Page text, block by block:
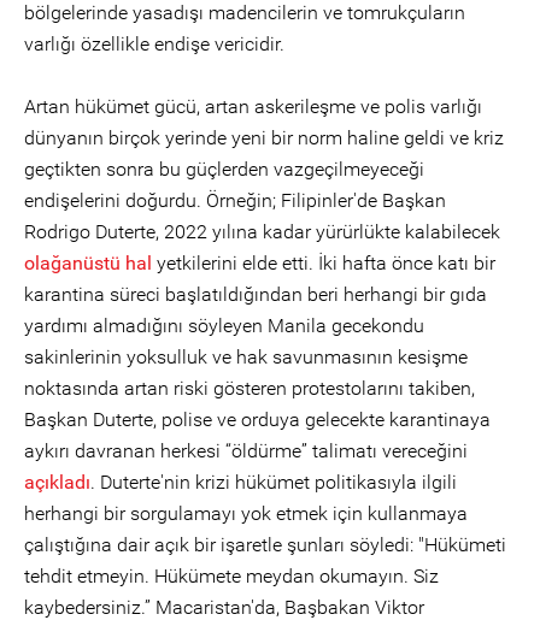
bölgelerinde yasadışı madencilerin ve tomrukçuların
varlığı özellikle endişe vericidir.
Artan hükümet gücü, artan askerileşme ve polis varlığı
dünyanın birçok yerinde yeni bir norm haline geldi ve kriz
geçtikten sonra bu güçlerden vazgeçilmeyeceği
endişelerini doğurdu. Örneğin; Filipinler'de Başkan
Rodrigo Duterte, 2022 yılına kadar yürürlükte kalabilecek
olağanüstü hal yetkilerini elde etti. İki hafta önce katı bir
karantina süreci başlatıldığından beri herhangi bir gıda
yardımı almadığını söyleyen Manila gecekondu
sakinlerinin yoksulluk ve hak savunmasının kesişme
noktasında artan riski gösteren protestolarını takiben,
Başkan Duterte, polise ve orduya gelecekte karantinaya
aykırı davranan herkesi “öldürme” talimatı vereceğini
açıkladı. Duterte'nin krizi hükümet politikasıyla ilgili
herhangi bir sorgulamayı yok etmek için kullanmaya
çalıştığına dair açık bir işaretle şunları söyledi: "Hükümeti
tehdit etmeyin. Hükümete meydan okumayın. Siz
kaybedersiniz.” Macaristan'da, Başbakan Viktor